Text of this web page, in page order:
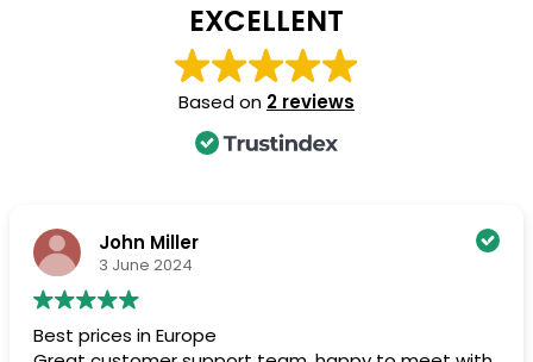
EXCELLENT
Based on 2 reviews
John Miller
3 June 2024
Best prices in Europe